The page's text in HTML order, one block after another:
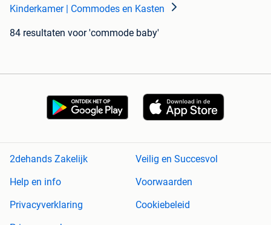
Kinderkamer | Commodes en Kasten
84 resultaten voor 'commode baby'
2dehands Zakelijk
Veilig en Succesvol
Help en info
Voorwaarden
Privacyverklaring
Cookiebeleid